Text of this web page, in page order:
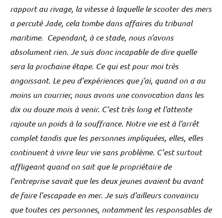
rapport au rivage, la vitesse à laquelle le scooter des mers
a percuté Jade, cela tombe dans affaires du tribunal
maritime. Cependant, à ce stade, nous n’avons
absolument rien. Je suis donc incapable de dire quelle
sera la prochaine étape. Ce qui est pour moi très
angoissant. Le peu d’expériences que j’ai, quand on a au
moins un courrier, nous avons une convocation dans les
dix ou douze mois à venir. C’est très long et l’attente
rajoute un poids à la souffrance. Notre vie est à l’arrêt
complet tandis que les personnes impliquées, elles, elles
continuent à vivre leur vie sans problème. C’est surtout
affligeant quand on sait que le propriétaire de
l’entreprise savait que les deux jeunes avaient bu avant
de faire l’escapade en mer. Je suis d’ailleurs convaincu
que toutes ces personnes, notamment les responsables de